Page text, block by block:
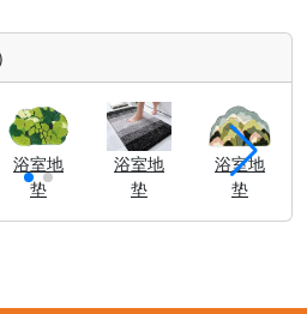
浴室地
垫
浴室地
垫
浴室地
垫